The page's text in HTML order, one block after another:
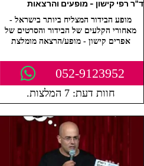
ד"ר רפי קישון - מופעים והרצאות
מופע הבידור המצליח ביותר בישראל -
מאחורי הקלעים של הבידור והסרטים של
אפרים קישון - מופע/הרצאה מומלצת
052-9123952
חוות דעת: 7 המלצות.